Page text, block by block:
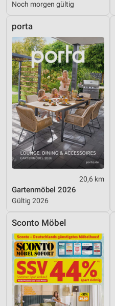
Noch morgen gültig
porta
20,6 km
Gartenmöbel 2026
Gültig 2026
Sconto Möbel